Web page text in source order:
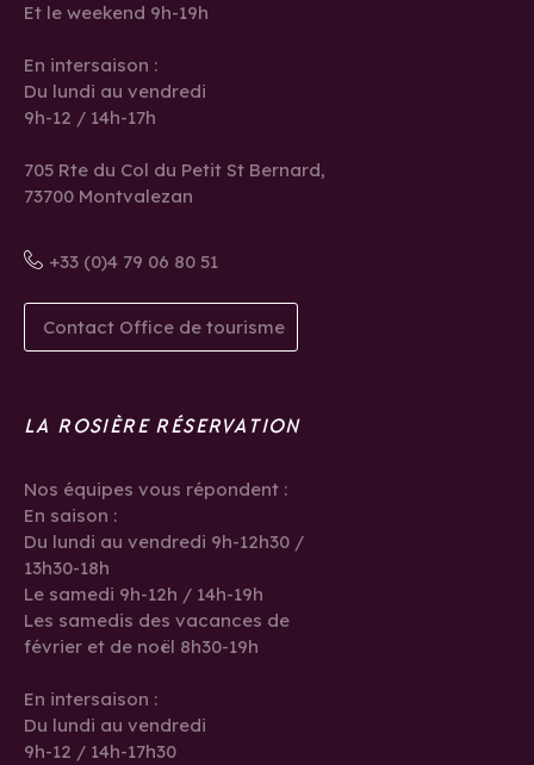
Et le weekend 9h-19h
En intersaison :
Du lundi au vendredi
9h-12 / 14h-17h
705 Rte du Col du Petit St Bernard,
73700 Montvalezan
+33 (0)4 79 06 80 51
Contact Office de tourisme
LA ROSIÈRE RÉSERVATION
Nos équipes vous répondent :
En saison :
Du lundi au vendredi 9h-12h30 /
13h30-18h
Le samedi 9h-12h / 14h-19h
Les samedis des vacances de
février et de noël 8h30-19h
En intersaison :
Du lundi au vendredi
9h-12 / 14h-17h30